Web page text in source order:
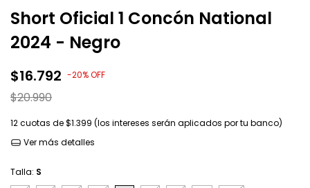
Short Oficial 1 Concón National
2024 - Negro
$16.792 -20%OFF
$20.990
12cuotas de$1.399 (los intereses serán aplicados por tu banco)
Ver más detalles
Talla: S